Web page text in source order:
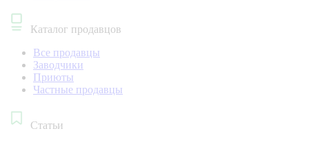
Каталог продавцов
Все продавцы
Заводчики
Приюты
Частные продавцы
Статьи